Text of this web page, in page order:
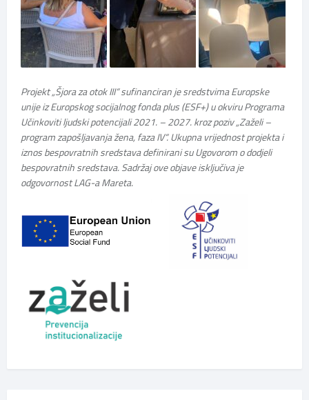
Projekt „Šjora za otok III“ sufinanciran je sredstvima Europske
unije iz Europskog socijalnog fonda plus (ESF+) u okviru Programa
Učinkoviti ljudski potencijali 2021. – 2027. kroz poziv „Zaželi –
program zapošljavanja žena, faza IV“. Ukupna vrijednost projekta i
iznos bespovratnih sredstava definirani su Ugovorom o dodjeli
bespovratnih sredstava. Sadržaj ove objave isključiva je
odgovornost LAG-a Mareta.